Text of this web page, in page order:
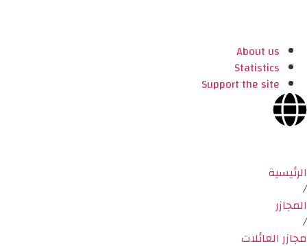
About us
Statistics
Support the site
الرئيسية
/
المجازر
/
مجازر العائلات